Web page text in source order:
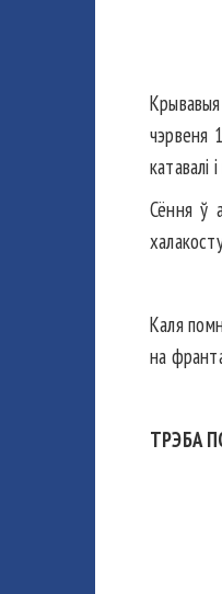
чэрвеня
катавалі
Сёння ў
Каля
на
ТРЭБА